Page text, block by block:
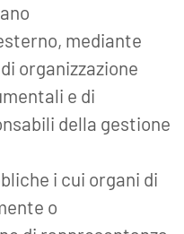
mediante
organizzazione
e di
della gestione
i cui organi di
o